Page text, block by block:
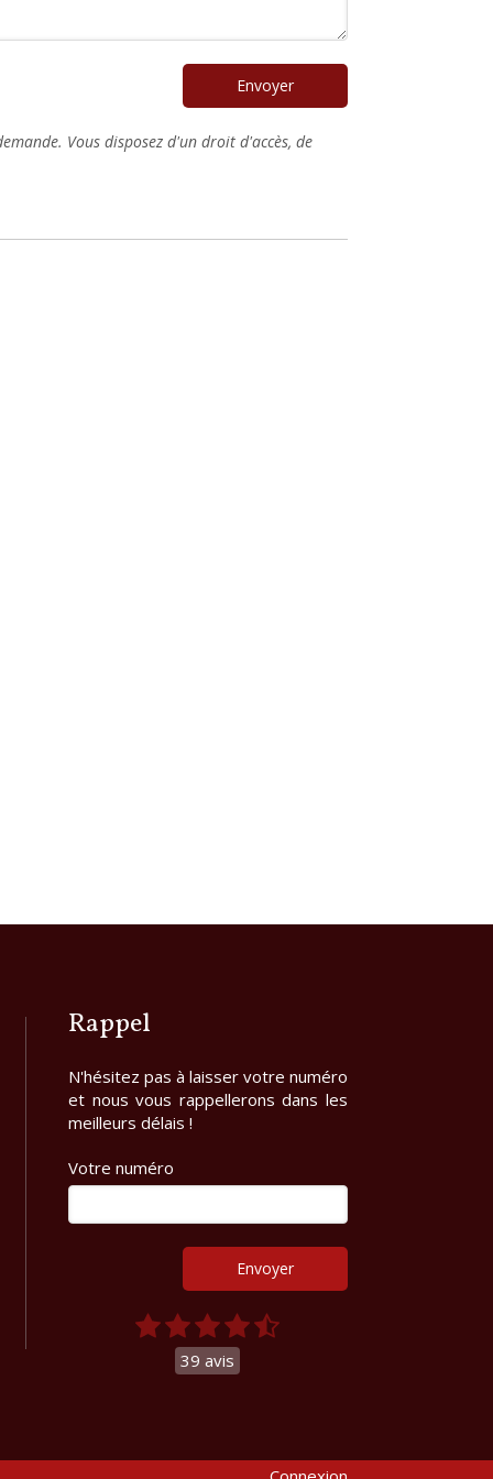
Envoyer
Vous disposez d'un droit d'accès, de
Rappel
N'hésitez pas à laisser votre numéro
et nous vous rappellerons dans les
meilleurs délais !
Votre numéro
Envoyer
39 avis